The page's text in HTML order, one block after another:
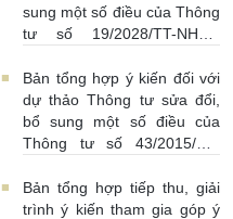
sung một số điều của Thông
tư số 19/2028/TT-NHNN
quản lý ngoại hối đối với
hoạt động thương mại biên
giới Việt Nam - Trung Quốc
05/06/2025 | 23:19:00
Bản tổng hợp ý kiến đối với
dự thảo Thông tư sửa đổi,
bổ sung một số điều của
Thông tư số 43/2015/TT-
29/2024/TT-NHNN và Thông
tư số 32/2024/TT-NHNN
Bản tổng hợp tiếp thu, giải
trình ý kiến tham gia góp ý